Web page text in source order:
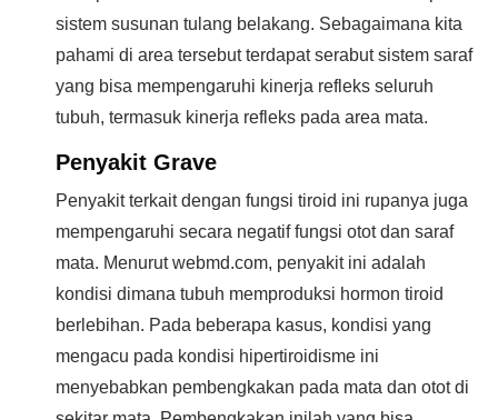
sistem susunan tulang belakang. Sebagaimana kita
pahami di area tersebut terdapat serabut sistem saraf
yang bisa mempengaruhi kinerja refleks seluruh
tubuh, termasuk kinerja refleks pada area mata.
Penyakit Grave
Penyakit terkait dengan fungsi tiroid ini rupanya juga
mempengaruhi secara negatif fungsi otot dan saraf
mata. Menurut webmd.com, penyakit ini adalah
kondisi dimana tubuh memproduksi hormon tiroid
berlebihan. Pada beberapa kasus, kondisi yang
mengacu pada kondisi hipertiroidisme ini
menyebabkan pembengkakan pada mata dan otot di